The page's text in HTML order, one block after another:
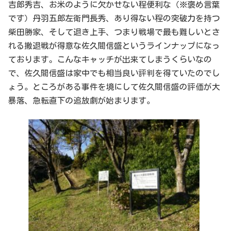
吉郎秀吉、お米のように欠かせない程便利な（※褒め言葉
です）丹羽五郎左衛門長秀、あり得ない程の突破力を持つ
柴田勝家、そして退き上手、つまり戦場で最も難しいとさ
れる撤退戦が得意な佐久間信盛というラインナップになっ
ております。こんなキャッチが出来てしまうくらいなの
で、佐久間信盛は家中でも相当良い評判を得ていたのでし
ょう。ところがある事件を境にして佐久間信盛の評価が大
暴落、急転直下の追放劇が始まります。